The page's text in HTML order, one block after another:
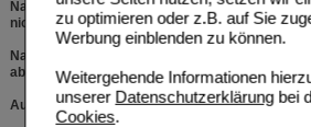
zu optimieren oder z.B. auf Sie
Werbung einblenden zu können.
Weitergehende Informationen
unserer Datenschutzerklärungbei
Cookies.
Nahrungsergänzungsmittel. Die empfohlene
nicht überschritten werden.
Nahrungsergänzungsmittel sind kein Ersatz für
abwechslungsreiche Ernährung und eine
Außerhalb der Reichweite von Kindern lagern.